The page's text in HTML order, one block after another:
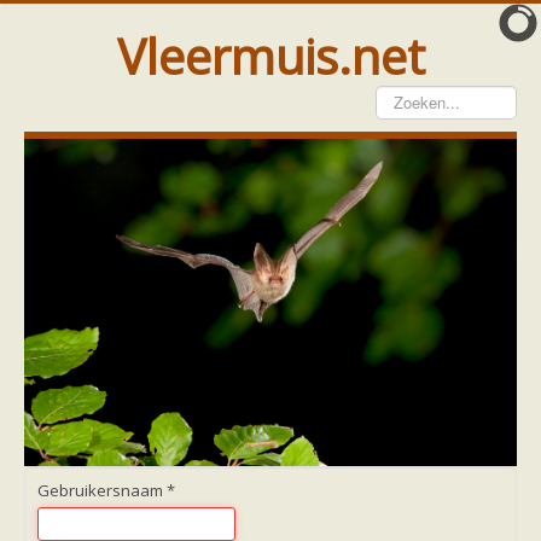
Vleermuis.net
Vleermuis gezien
Waarneming doorgeven
Wat doen wij met meldingen
Telinstructie
Waarnemingen doorgeven elders
Hulp
Vleermuis gevonden
Vanginstructie
Hulp per email
Hulp per provincie
Drenthe
Groningen
Home
Gebruikersnaam *